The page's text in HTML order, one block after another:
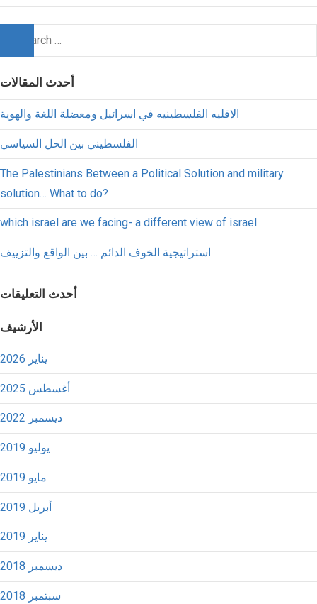
أحدث المقالات
الاقليه الفلسطينيه في اسرائيل ومعضلة اللغة والهوية
الفلسطيني بين الحل السياسي
The Palestinians Between a Political Solution and military
solution… What to do?
which israel are we facing- a different view of israel
استراتيجية الخوف الدائم … بين الواقع والتزييف
أحدث التعليقات
الأرشيف
يناير 2026
أغسطس 2025
ديسمبر 2022
يوليو 2019
مايو 2019
أبريل 2019
يناير 2019
ديسمبر 2018
سبتمبر 2018